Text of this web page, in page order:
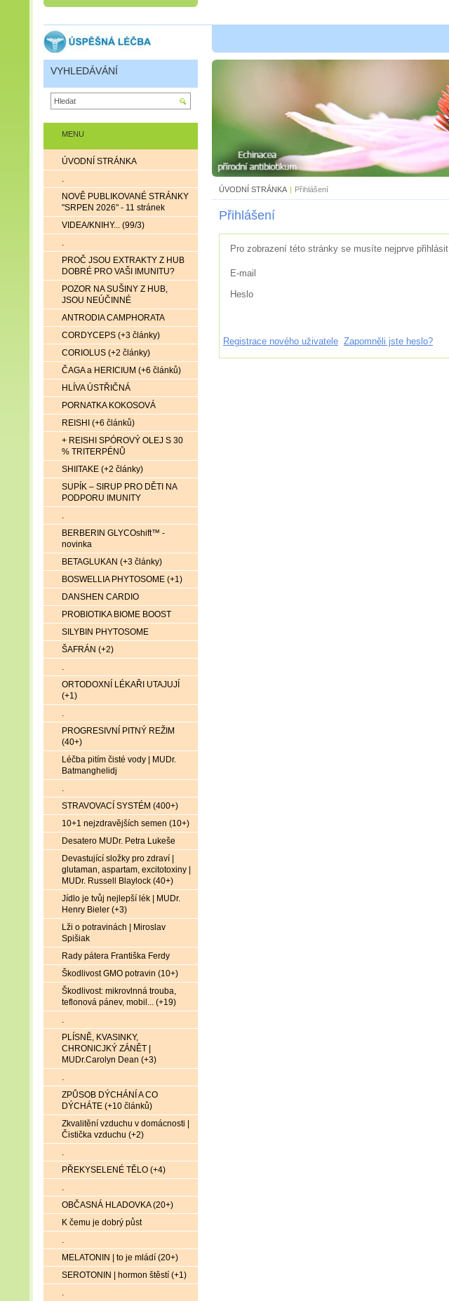
ÚVODNÍ STRÁNKA | Přihlášení
Přihlášení
Pro zobrazení této stránky se musíte nejprve přihlásit.
E-mail
Heslo
Registrace nového uživatele Zapomněli jste heslo?
MENU
ÚVODNÍ STRÁNKA
.
NOVĚ PUBLIKOVANÉ STRÁNKY
"SRPEN 2026" - 11 stránek
VIDEA/KNIHY... (99/3)
.
PROČ JSOU EXTRAKTY Z HUB
DOBRÉ PRO VAŠI IMUNITU?
POZOR NA SUŠINY Z HUB,
JSOU NEÚČINNÉ
ANTRODIA CAMPHORATA
CORDYCEPS (+3 články)
CORIOLUS (+2 články)
ČAGA a HERICIUM (+6 článků)
HLÍVA ÚSTŘIČNÁ
PORNATKA KOKOSOVÁ
REISHI (+6 článků)
+ REISHI SPÓROVÝ OLEJ S 30
% TRITERPÉNŮ
SHIITAKE (+2 články)
SUPÍK – SIRUP PRO DĚTI NA
PODPORU IMUNITY
.
BERBERIN GLYCOshift™ -
novinka
BETAGLUKAN (+3 články)
BOSWELLIA PHYTOSOME (+1)
DANSHEN CARDIO
PROBIOTIKA BIOME BOOST
SILYBIN PHYTOSOME
ŠAFRÁN (+2)
.
ORTODOXNÍ LÉKAŘI UTAJUJÍ
(+1)
.
PROGRESIVNÍ PITNÝ REŽIM
(40+)
Léčba pitím čisté vody | MUDr.
Batmanghelidj
.
STRAVOVACÍ SYSTÉM (400+)
10+1 nejzdravějších semen (10+)
Desatero MUDr. Petra Lukeše
Devastující složky pro zdraví |
glutaman, aspartam, excitotoxiny |
MUDr. Russell Blaylock (40+)
Jídlo je tvůj nejlepší lék | MUDr.
Henry Bieler (+3)
Lži o potravinách | Miroslav
Spišiak
Rady pátera Františka Ferdy
Škodlivost GMO potravin (10+)
Škodlivost: mikrovlnná trouba,
teflonová pánev, mobil... (+19)
.
PLÍSNĚ, KVASINKY,
CHRONICJKÝ ZÁNĚT |
MUDr.Carolyn Dean (+3)
.
ZPŮSOB DÝCHÁNÍ A CO
DÝCHÁTE (+10 článků)
Zkvalitění vzduchu v domácnosti |
Čistička vzduchu (+2)
.
PŘEKYSELENÉ TĚLO (+4)
.
OBČASNÁ HLADOVKA (20+)
K čemu je dobrý půst
.
MELATONIN | to je mládí (20+)
SEROTONIN | hormon štěstí (+1)
.
VYHLEDÁVÁNÍ